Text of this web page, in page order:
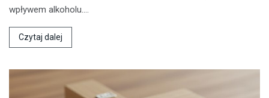
wpływem alkoholu.…
Czytaj dalej